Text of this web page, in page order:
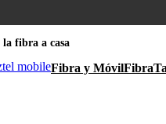
la fibra a casa
Fibra y MóvilFibra